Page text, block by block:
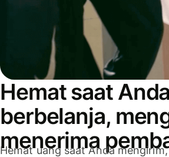
Hemat saat Anda
berbelanja,
menerima
Hemat uang saat Anda